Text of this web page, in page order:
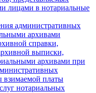
лицами в нотариальные
административных
архивами
справки,
выписки,
архивами при
взимаемой платы
нотариальных